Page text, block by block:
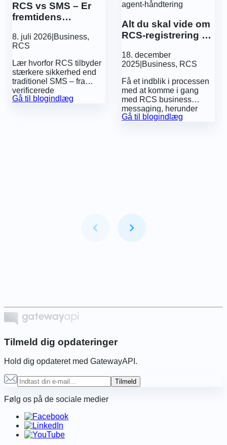
RCS vs SMS – Er
fremtidens
mere sikker?
8. juli 2026 Business,
RCS
Lær hvorfor RCS tilbyder
stærkere sikkerhed end
traditionel SMS – fra
verificerede
virksomhedsprofiler og
Gå til blogindlæg
Alt du skal vide om
RCS-registrering og
18. december
2025 Business, RCS
Få et indblik i processen
med at komme i gang
med RCS business
messaging, herunder
registrering af en såkaldt
Gå til blogindlæg
Tilmeld dig opdateringer
Hold dig opdateret med GatewayAPI.
Tilmeld
Følg os på de sociale medier